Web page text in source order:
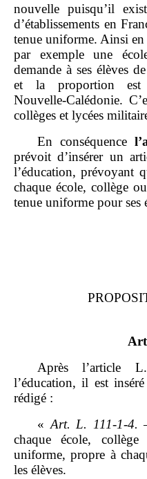
nouvelle puisqu’il
d’établissements en
tenue uniforme. Ainsi en
par exemple une
demande à ses élèves
et la proportion
Nouvelle‑Calédonie.
collèges et lycées
En conséquence
prévoit d’insérer un
l’éducation, prévoyant
chaque école, collège
tenue uniforme pour ses
Après l’article
l’éducation, il est
rédigé :
« Art. L. 111‑1‑4.
chaque école,
uniforme, propre à
les élèves.